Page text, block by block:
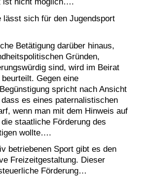
lässt sich für den Jugendsport
Betätigung darüber hinaus,
Gründen,
sind, wird im Beirat
Gegen eine
spricht nach Ansicht
es eines paternalistischen
wenn man mit dem Hinweis auf
staatliche Förderung des
wollte….
betriebenen Sport gibt es den
Freizeitgestaltung. Dieser
Förderung…